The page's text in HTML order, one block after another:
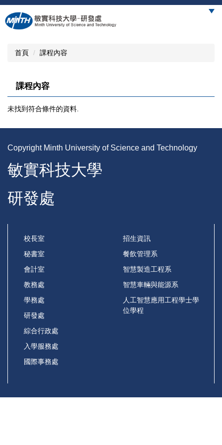
跳
到
主
首頁 課程內容
課程內容
未找到符合條件的資料.
Copyright Minth University of Science and Technology
敏實科技大學
研發處
校長室
秘書室
會計室
教務處
學務處
研發處
綜合行政處
入學服務處
國際事務處
招生資訊
餐飲管理系
智慧製造工程系
智慧車輛與能源系
人工智慧應用工程學士學
位學程